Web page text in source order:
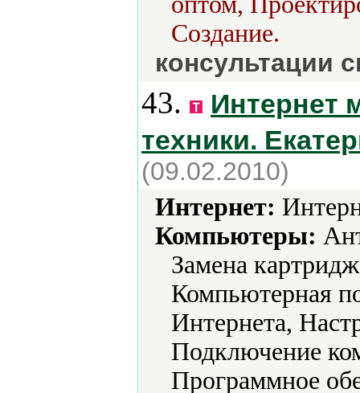
Создание.
консультации
43.
Интернет
техники.
(09.02.2010)
Интернет:
Компьютеры:
Замена
Компьютерная
Интернета,
Подключение
Программное